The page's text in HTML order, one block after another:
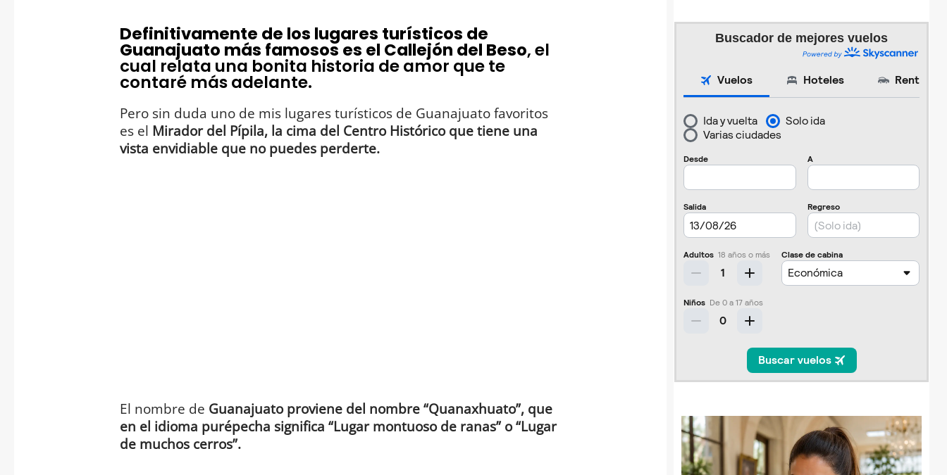
Definitivamente de los lugares turísticos de
Guanajuato más famosos es el Callejón del Beso, el
cual relata una bonita historia de amor que te
contaré más adelante.
Pero sin duda uno de mis lugares turísticos de Guanajuato favoritos
es el Mirador del Pípila, la cima del Centro Histórico que tiene una
vista envidiable que no puedes perderte.
El nombre de Guanajuato proviene del nombre “Quanaxhuato”, que
en el idioma purépecha significa “Lugar montuoso de ranas” o “Lugar
de muchos cerros”.
Buscador de mejores vuelos